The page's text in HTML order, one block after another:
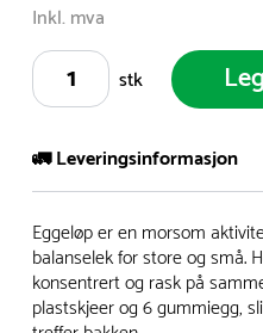
Inkl. mva
stk
🚛 Leveringsinformasjon
Vi har et stort og effektivt
på ca. 6000 kvadratmeter,
klare for levering.
Eggeløp er en morsom
balanselek for store og små.
konsentrert og rask på
plastskjeer og 6 gummiegg,